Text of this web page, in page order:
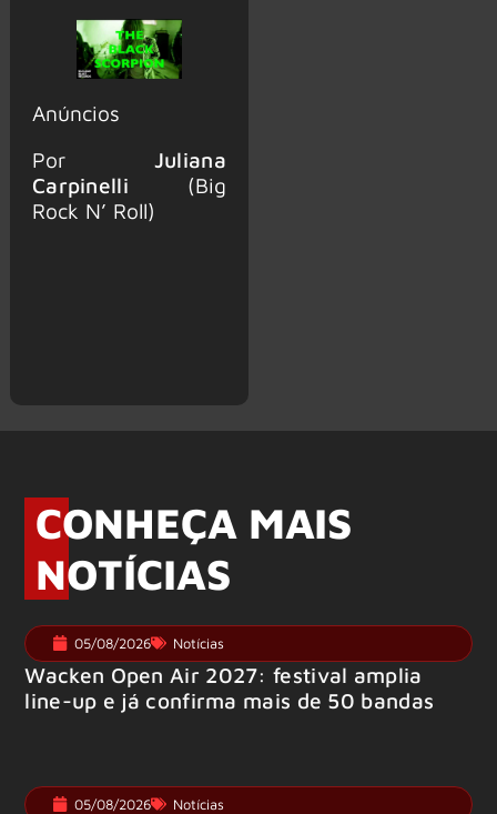
Anúncios
Por Juliana
Carpinelli (Big
Rock N’ Roll)
CONHEÇA MAIS
NOTÍCIAS
05/08/2026 Notícias
Wacken Open Air 2027: festival amplia
line-up e já confirma mais de 50 bandas
05/08/2026 Notícias